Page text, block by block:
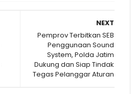
NEXT
Pemprov Terbitkan SEB
Penggunaan Sound
System, Polda Jatim
Dukung dan Siap Tindak
Tegas Pelanggar Aturan